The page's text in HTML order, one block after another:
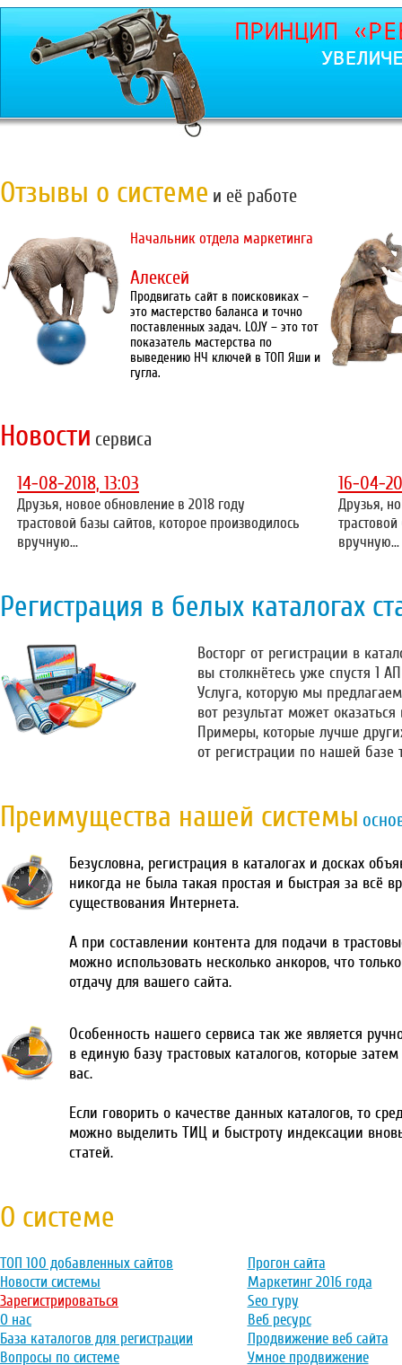
Отзывы о системе и её работе
Начальник отдела маркетинга
Алексей
Продвигать сайт в поисковиках –
это мастерство баланса и точно
поставленных задач. LOJY – это тот
показатель мастерства по
выведению НЧ ключей в ТОП Яши и
гугла.
Новости сервиса
14-08-2018, 13:03
Друзья, новое обновление в 2018 году
трастовой базы сайтов, которое производилось
вручную...
16-04-
Друзья,
вручную...
Регистрация в белых каталогах
Восторг от регистрации в
вы столкнётесь уже спустя 1
Услуга, которую мы
вот результат может
Примеры, которые лучше
от регистрации по нашей базе
Преимущества нашей системы
Безусловна, регистрация в каталогах и досках
никогда не была такая простая и быстрая за всё
существования Интернета.
А при составлении контента для подачи в
можно использовать несколько анкоров, что
отдачу для вашего сайта.
Особенность нашего сервиса так же является
в единую базу трастовых каталогов, которые
вас.
Если говорить о качестве данных каталогов, то
можно выделить ТИЦ и быстроту индексации
статей.
О системе
ТОП 100 добавленных сайтов
Новости системы
Зарегистрироваться
О нас
База каталогов для регистрации
Вопросы по системе
Прогон сайта
Маркетинг 2016 года
Seo гуру
Веб ресурс
Продвижение веб сайта
Умное продвижение